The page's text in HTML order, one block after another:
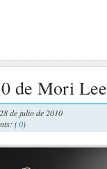
de Mori Lee
de julio de 2010
(0)